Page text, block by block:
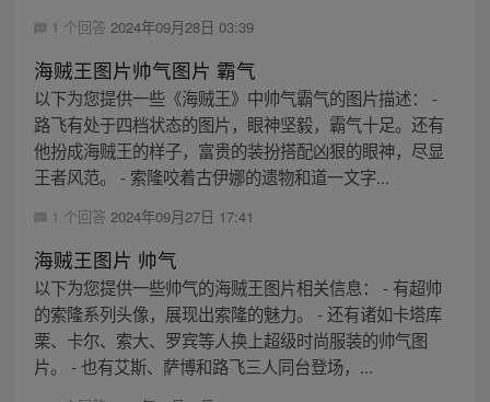
1 个回答 2024年09月28日 03:39
海贼王图片帅气图片 霸气
以下为您提供一些《海贼王》中帅气霸气的图片描述： -
路飞有处于四档状态的图片，眼神坚毅，霸气十足。还有
他扮成海贼王的样子，富贵的装扮搭配凶狠的眼神，尽显
王者风范。 - 索隆咬着古伊娜的遗物和道一文字...
1 个回答 2024年09月27日 17:41
海贼王图片 帅气
以下为您提供一些帅气的海贼王图片相关信息： - 有超帅
的索隆系列头像，展现出索隆的魅力。 - 还有诸如卡塔库
栗、卡尔、索大、罗宾等人换上超级时尚服装的帅气图
片。 - 也有艾斯、萨博和路飞三人同台登场，...